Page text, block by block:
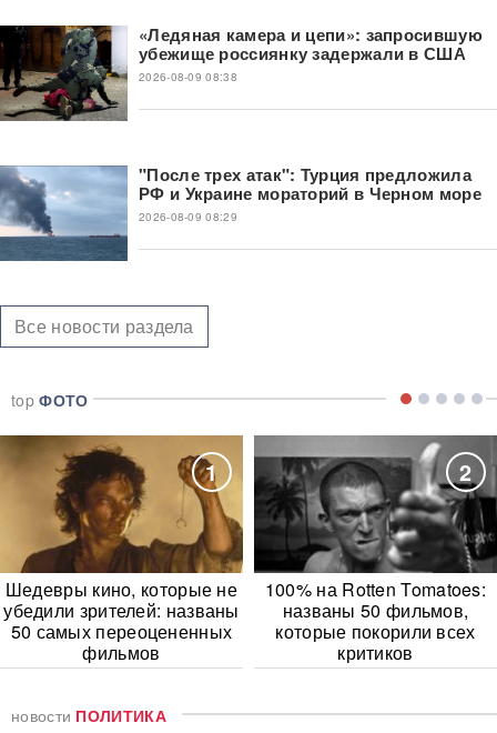
«Ледяная камера и цепи»: запросившую
убежище россиянку задержали в США
2026-08-09 08:38
"После трех атак": Турция предложила
РФ и Украине мораторий в Черном море
2026-08-09 08:29
Все новости раздела
topФОТО
1
Шедевры кино, которые не
убедили зрителей: названы
50 самых переоцененных
фильмов
2
100% на Rotten Tomatoes:
названы 50 фильмов,
которые покорили всех
критиков
новости ПОЛИТИКА